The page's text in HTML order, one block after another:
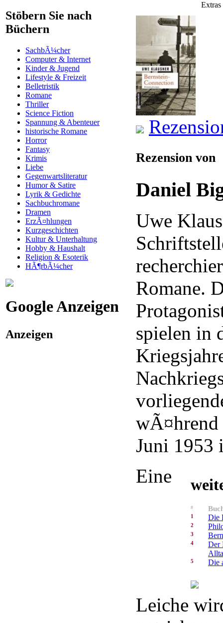
Stöbern Sie nach
Büchern
SachbÃ¼cher
Computer & Internet
Kinder & Jugend
Lifestyle & Freizeit
Belletristik
Romane
Thriller
Science Fiction
Spannung & Abenteuer
historische Romane
Horror
Fantasy
Krimis
Liebe
Gegenwartsliteratur
Humor & Satire
Lyrik & Gedichte
Sachbuchromane
Dramen
ErzÃ¤hlungen
Kurzgeschichten
Kultur & Unterhaltung
Hobby & Haushalt
Religion & Esoterik
HÃ¶rbÃ¼cher
Google Anzeigen
Anzeigen
Extras
Rezension von
Daniel
Uwe
Romane.
spielen in
Juni 1953
#
1 Die
2
3
4
Der
5 Die
Eine
Leiche